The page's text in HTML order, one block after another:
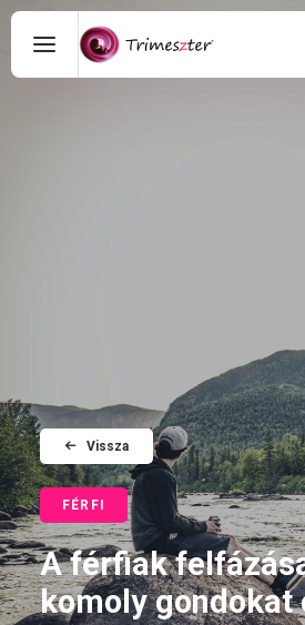
HU
Vissza
FÉRFI
A férfiak
komoly gondokat